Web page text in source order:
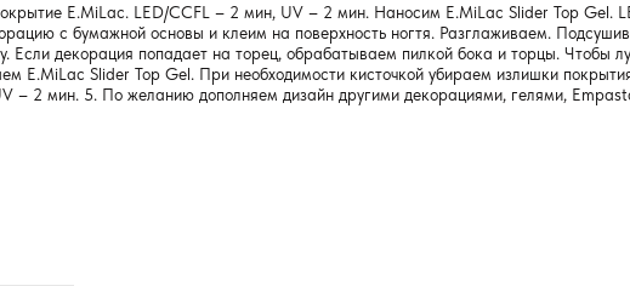
E.MiLac. LED/CCFL – 2 мин, UV – 2 мин. Наносим E.MiLac Slider Top
с бумажной основы и клеим на поверхность ногтя. Разглаживаем.
Если декорация попадает на торец, обрабатываем пилкой бока и торцы. Чтобы
E.MiLac Slider Top Gel. При необходимости кисточкой убираем излишки
– 2 мин. 5. По желанию дополняем дизайн другими декорациями, гелями,